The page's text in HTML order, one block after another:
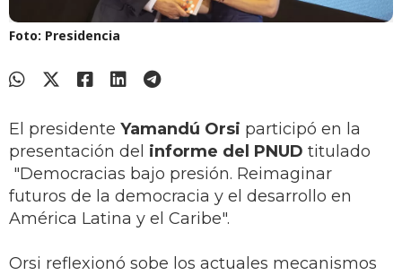
Foto: Presidencia
El presidente Yamandú Orsi participó en la
presentación del informe del PNUD titulado
"Democracias bajo presión. Reimaginar
futuros de la democracia y el desarrollo en
América Latina y el Caribe".
Orsi reflexionó sobe los actuales mecanismos